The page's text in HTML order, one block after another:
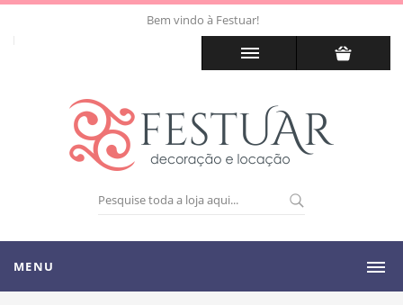
Bem vindo à Festuar!
MENU